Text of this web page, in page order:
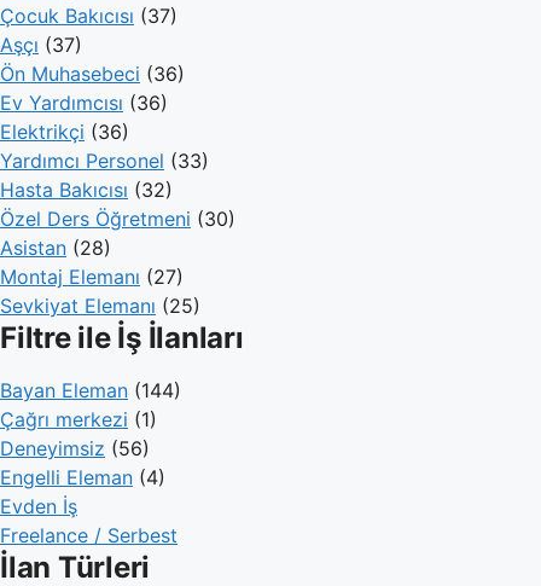
Çocuk Bakıcısı (37)
Aşçı (37)
Ön Muhasebeci (36)
Ev Yardımcısı (36)
Elektrikçi (36)
Yardımcı Personel (33)
Hasta Bakıcısı (32)
Özel Ders Öğretmeni (30)
Asistan (28)
Montaj Elemanı (27)
Sevkiyat Elemanı (25)
Filtre ile İş İlanları
Bayan Eleman (144)
Çağrı merkezi (1)
Deneyimsiz (56)
Engelli Eleman (4)
Evden İş
Freelance / Serbest
İlan Türleri